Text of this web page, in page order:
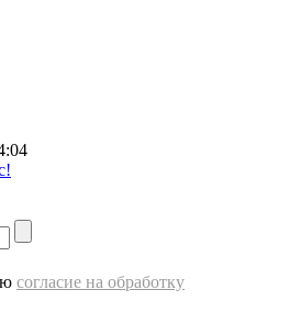
согласие на обработку